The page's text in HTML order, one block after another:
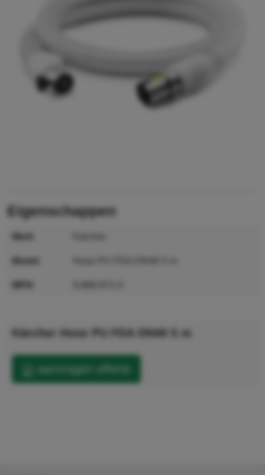
eigenschappen
Kärcher Hose PU FDA DN40 5 m
aanvragen offerte